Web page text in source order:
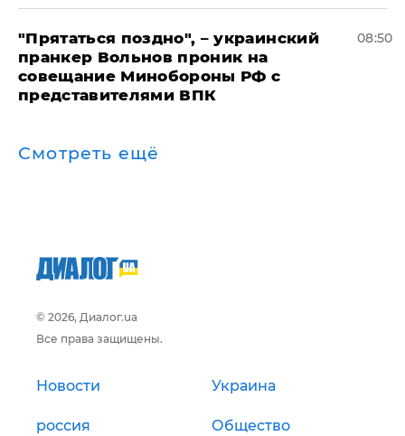
"Прятаться поздно", – украинский
пранкер Вольнов проник на
совещание Минобороны РФ с
представителями ВПК
08:50
Смотреть ещё
© 2026, Диалог.ua
Все права защищены.
Новости Украина
россия Общество